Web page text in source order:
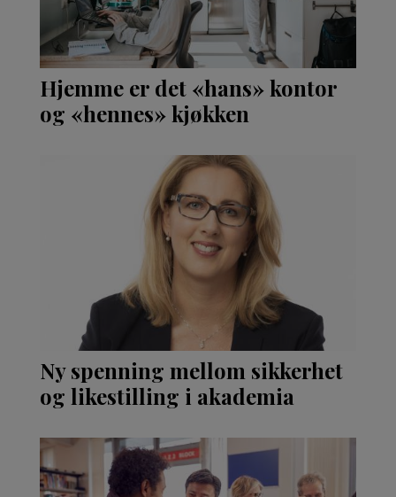
Hjemme er det «hans» kontor
og «hennes» kjøkken
Ny spenning mellom sikkerhet
og likestilling i akademia